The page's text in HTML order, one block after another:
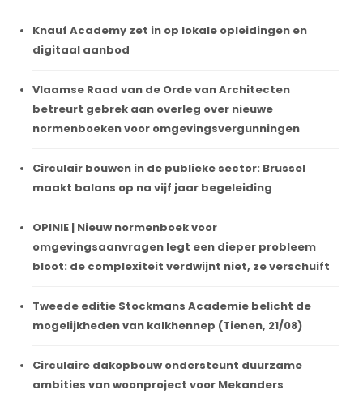
Knauf Academy zet in op lokale opleidingen en
digitaal aanbod
Vlaamse Raad van de Orde van Architecten
betreurt gebrek aan overleg over nieuwe
normenboeken voor omgevingsvergunningen
Circulair bouwen in de publieke sector: Brussel
maakt balans op na vijf jaar begeleiding
OPINIE | Nieuw normenboek voor
omgevingsaanvragen legt een dieper probleem
bloot: de complexiteit verdwijnt niet, ze verschuift
Tweede editie Stockmans Academie belicht de
mogelijkheden van kalkhennep (Tienen, 21/08)
Circulaire dakopbouw ondersteunt duurzame
ambities van woonproject voor Mekanders